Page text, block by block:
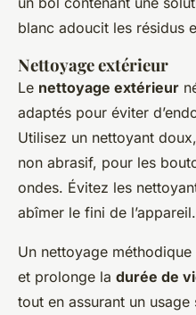
blanc adoucit les résidus
Nettoyage extérieur
Le nettoyage extérieur
adaptés pour éviter
Utilisez un nettoyant
non abrasif, pour les
ondes. Évitez les
abîmer le fini de l’appareil.
Un nettoyage méthodique
et prolonge la durée de
tout en assurant un usage